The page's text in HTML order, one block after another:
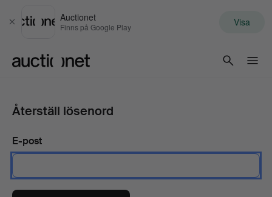
Stäng
Auctionet
Finns på Google Play Visa
Återställ lösenord
E-post